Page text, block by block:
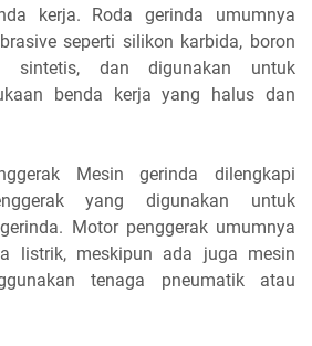
kerja. Roda gerinda umumnya
seperti silikon karbida, boron
sintetis, dan digunakan untuk
benda kerja yang halus dan
Mesin gerinda dilengkapi
yang digunakan untuk
Motor penggerak umumnya
listrik, meskipun ada juga mesin
tenaga pneumatik atau